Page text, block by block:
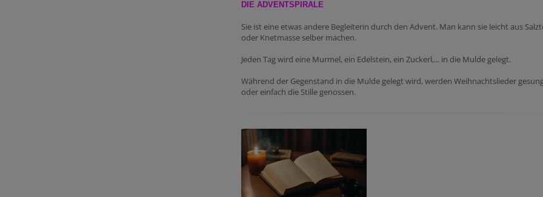
DIE ADVENTSPIRALE
Sie ist eine etwas andere Begleiterin durch den Advent. Man kann sie leicht aus
oder Knetmasse selber machen.
Jeden Tag wird eine Murmel, ein Edelstein, ein Zuckerl,... in die Mulde gelegt.
Während der Gegenstand in die Mulde gelegt wird, werden Weihnachtslieder
oder einfach die Stille genossen.